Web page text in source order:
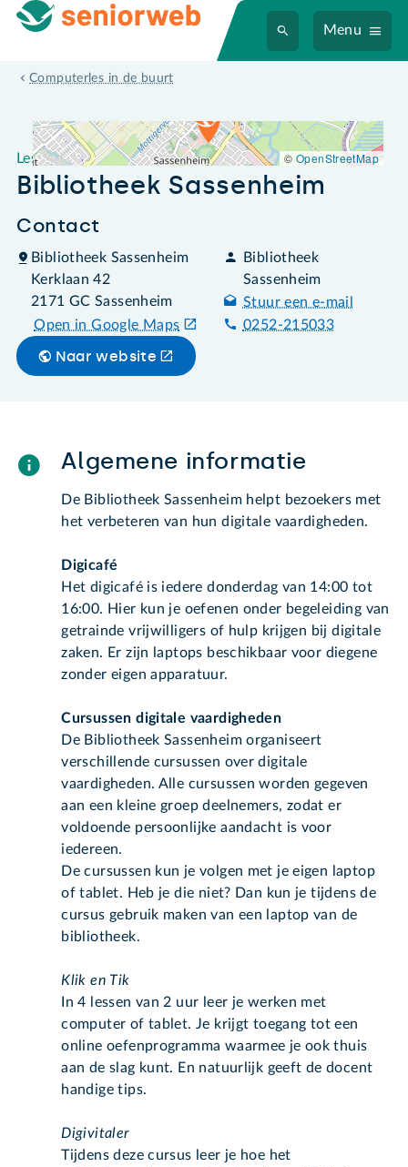
Menu
Computerles in de buurt
Leslocatie Bibliotheek Sassenheim
Leslocatie
Bibliotheek Sassenheim
Contact
Bibliotheek Sassenheim
Kerklaan 42
2171 GC Sassenheim
Open in Google Maps
Bibliotheek
Sassenheim
Stuur een e-mail
0252-215033
Naar website
©OpenStreetMap
Algemene informatie
De Bibliotheek Sassenheim helpt bezoekers met
het verbeteren van hun digitale vaardigheden.
Digicafé
Het digicafé is iedere donderdag van 14:00 tot
16:00. Hier kun je oefenen onder begeleiding van
getrainde vrijwilligers of hulp krijgen bij digitale
zaken. Er zijn laptops beschikbaar voor diegene
zonder eigen apparatuur.
Cursussen digitale vaardigheden
De Bibliotheek Sassenheim organiseert
verschillende cursussen over digitale
vaardigheden. Alle cursussen worden gegeven
aan een kleine groep deelnemers, zodat er
voldoende persoonlijke aandacht is voor
iedereen.
De cursussen kun je volgen met je eigen laptop
of tablet. Heb je die niet? Dan kun je tijdens de
cursus gebruik maken van een laptop van de
bibliotheek.
Klik en Tik
In 4 lessen van 2 uur leer je werken met
computer of tablet. Je krijgt toegang tot een
online oefenprogramma waarmee je ook thuis
aan de slag kunt. En natuurlijk geeft de docent
handige tips.
Digivitaler
Tijdens deze cursus leer je hoe het